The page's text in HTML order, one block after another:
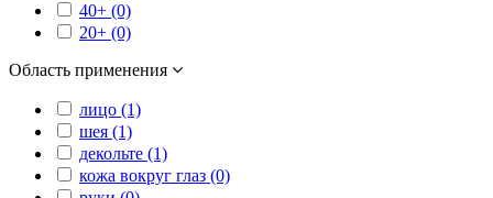
40+ (0)
20+ (0)
Область применения
лицо (1)
шея (1)
декольте (1)
кожа вокруг глаз (0)